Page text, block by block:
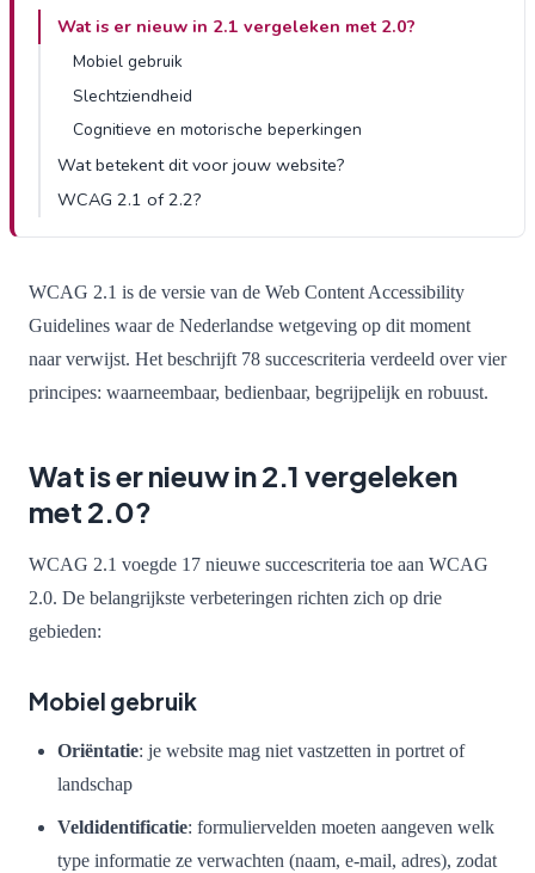
Wat is er nieuw in 2.1 vergeleken met 2.0?
Mobiel gebruik
Slechtziendheid
Cognitieve en motorische beperkingen
Wat betekent dit voor jouw website?
WCAG 2.1 of 2.2?
WCAG 2.1 is de versie van de Web Content Accessibility
Guidelines waar de Nederlandse wetgeving op dit moment
naar verwijst. Het beschrijft 78 succescriteria verdeeld over vier
principes: waarneembaar, bedienbaar, begrijpelijk en robuust.
Wat is er nieuw in 2.1 vergeleken
met 2.0?
WCAG 2.1 voegde 17 nieuwe succescriteria toe aan WCAG
2.0. De belangrijkste verbeteringen richten zich op drie
gebieden:
Mobiel gebruik
Oriëntatie: je website mag niet vastzetten in portret of
landschap
Veldidentificatie: formuliervelden moeten aangeven welk
type informatie ze verwachten (naam, e-mail, adres), zodat